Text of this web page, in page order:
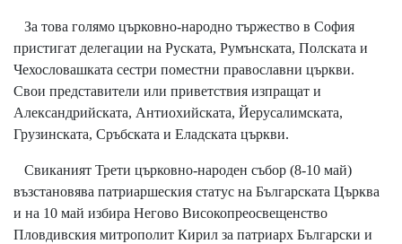
За това голямо църковно-народно тържество в София
пристигат делегации на Руската, Румънската, Полската и
Чехословашката сестри поместни православни църкви.
Свои представители или приветствия изпращат и
Александрийската, Антиохийската, Йерусалимската,
Грузинската, Сръбската и Еладската църкви.
Свиканият Трети църковно-народен събор (8-10 май)
възстановява патриаршеския статус на Българската Църква
и на 10 май избира Негово Високопреосвещенство
Пловдивския митрополит Кирил за патриарх Български и